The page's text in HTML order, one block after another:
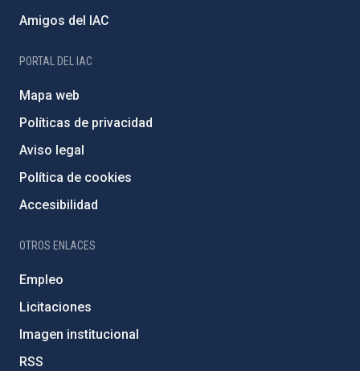
Amigos del IAC
PORTAL DEL IAC
Mapa web
Políticas de privacidad
Aviso legal
Política de cookies
Accesibilidad
OTROS ENLACES
Empleo
Licitaciones
Imagen institucional
RSS